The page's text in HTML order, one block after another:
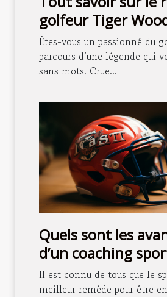
golfeur Tiger
Êtes-vous un passionné du
parcours d’une légende qui
sans mots. Crue...
Quels sont les
d’un coaching
Il est connu de tous que le
meilleur remède pour être